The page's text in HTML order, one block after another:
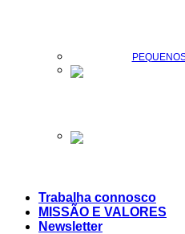
Trabalha connosco
MISSÃO E VALORES
Newsletter